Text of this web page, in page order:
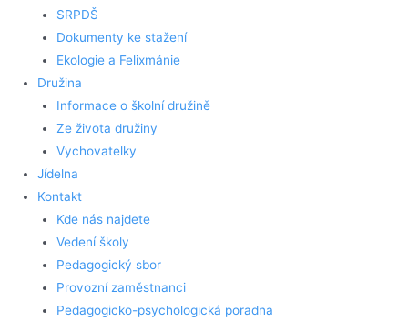
SRPDŠ
Dokumenty ke stažení
Ekologie a Felixmánie
Družina
Informace o školní družině
Ze života družiny
Vychovatelky
Jídelna
Kontakt
Kde nás najdete
Vedení školy
Pedagogický sbor
Provozní zaměstnanci
Pedagogicko-psychologická poradna